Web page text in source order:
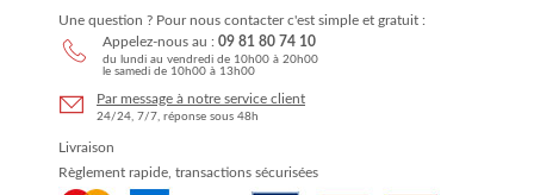
Une question ? Pour nous contacter c'est simple et gratuit :
Appelez-nous au : 09 81 80 74 10
du lundi au vendredi de 10h00 à 20h00
le samedi de 10h00 à 13h00
Par message à notre service client
24/24, 7/7, réponse sous 48h
Livraison
Règlement rapide, transactions sécurisées